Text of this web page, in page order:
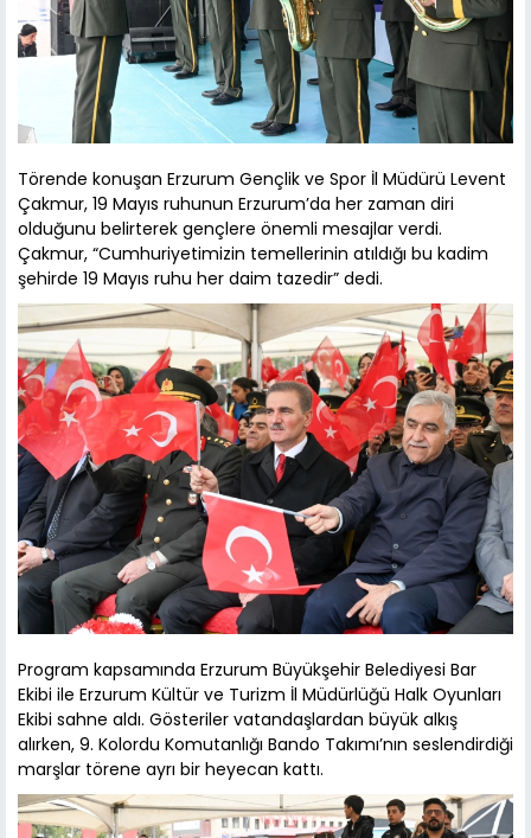
Törende konuşan Erzurum Gençlik ve Spor İl Müdürü Levent
Çakmur, 19 Mayıs ruhunun Erzurum’da her zaman diri
olduğunu belirterek gençlere önemli mesajlar verdi.
Çakmur, “Cumhuriyetimizin temellerinin atıldığı bu kadim
şehirde 19 Mayıs ruhu her daim tazedir” dedi.
Program kapsamında Erzurum Büyükşehir Belediyesi Bar
Ekibi ile Erzurum Kültür ve Turizm İl Müdürlüğü Halk Oyunları
Ekibi sahne aldı. Gösteriler vatandaşlardan büyük alkış
alırken, 9. Kolordu Komutanlığı Bando Takımı’nın seslendirdiği
marşlar törene ayrı bir heyecan kattı.